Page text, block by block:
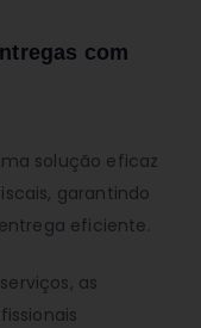
com
solução eficaz
garantindo
eficiente.
as